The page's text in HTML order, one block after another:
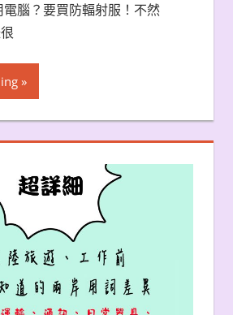
腦？要買防輻射服！不然